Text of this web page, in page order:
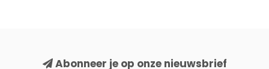
Abonneer je op onze nieuwsbrief